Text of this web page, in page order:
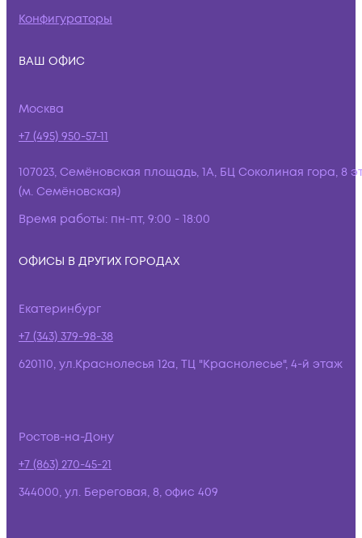
Конфигураторы
ВАШ ОФИС
Москва
+7 (495) 950-57-11
107023, Семёновская площадь, 1А, БЦ Соколиная гора, 8
(м. Семёновская)
Время работы: пн-пт, 9:00 - 18:00
ОФИСЫ В ДРУГИХ ГОРОДАХ
Екатеринбург
+7 (343) 379-98-38
620110, ул.Краснолесья 12а, ТЦ "Краснолесье", 4-й этаж
Ростов-на-Дону
+7 (863) 270-45-21
344000, ул. Береговая, 8, офис 409